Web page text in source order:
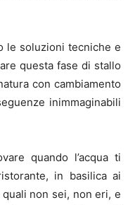
le soluzioni tecniche e
questa fase di stallo
con cambiamento
inimmaginabili
quando l’acqua ti
in basilica ai
non sei, non eri, e